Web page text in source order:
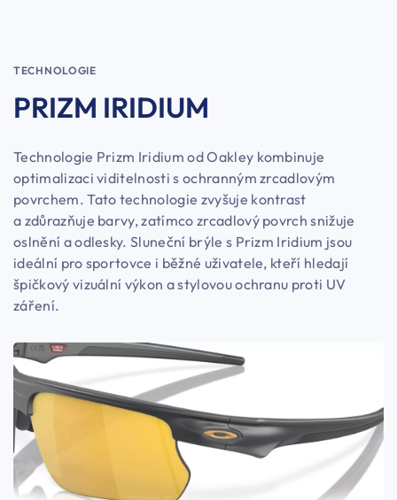
TECHNOLOGIE
PRIZM IRIDIUM
Technologie Prizm Iridium od Oakley kombinuje
optimalizaci viditelnosti s ochranným zrcadlovým
povrchem. Tato technologie zvyšuje kontrast
a zdůrazňuje barvy, zatímco zrcadlový povrch snižuje
oslnění a odlesky. Sluneční brýle s Prizm Iridium jsou
ideální pro sportovce i běžné uživatele, kteří hledají
špičkový vizuální výkon a stylovou ochranu proti UV
záření.